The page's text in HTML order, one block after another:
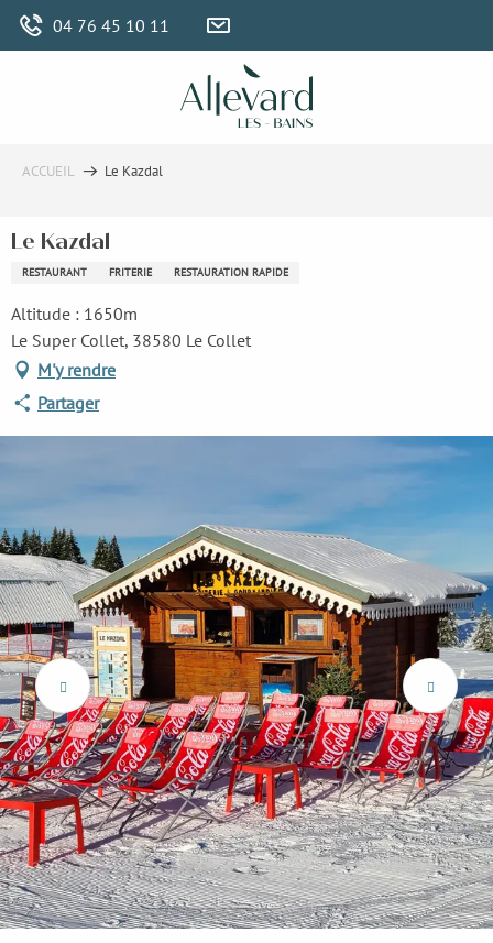
Aller
04 76 45 10 11
ACCUEIL Le Kazdal
Le Kazdal
RESTAURANT FRITERIE RESTAURATION RAPIDE
Altitude : 1650m
Le Super Collet, 38580 Le Collet
M'y rendre
Partager